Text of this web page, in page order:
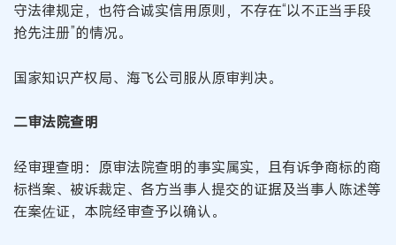
守法律规定，也符合诚实信用原则，不存在“以不正当手段
抢先注册”的情况。
国家知识产权局、海飞公司服从原审判决。
二审法院查明
经审理查明：原审法院查明的事实属实，且有诉争商标的商
标档案、被诉裁定、各方当事人提交的证据及当事人陈述等
在案佐证，本院经审查予以确认。